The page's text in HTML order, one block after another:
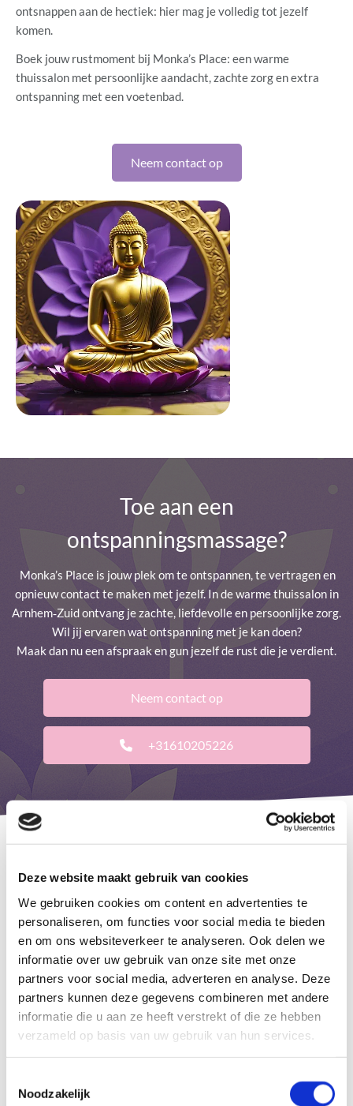
Deze website maakt gebruik van cookies
We gebruiken cookies om content en advertenties te
personaliseren, om functies voor social media te bieden
en om ons websiteverkeer te analyseren. Ook delen we
informatie over uw gebruik van onze site met onze
partners voor social media, adverteren en analyse. Deze
partners kunnen deze gegevens combineren met andere
informatie die u aan ze heeft verstrekt of die ze hebben
verzameld op basis van uw gebruik van hun services.
Noodzakelijk
ontsnappen aan de hectiek: hier mag je volledig tot jezelf
komen.
Boek jouw rustmoment bij Monka’s Place: een warme
thuissalon met persoonlijke aandacht, zachte zorg en extra
ontspanning met een voetenbad.
Neem contact op
Toe aan een
ontspanningsmassage?
Monka’s Place is jouw plek om te ontspannen, te vertragen en
opnieuw contact te maken met jezelf. In de warme thuissalon in
Arnhem‑Zuid ontvang je zachte, liefdevolle en persoonlijke zorg.
Wil jij ervaren wat ontspanning met je kan doen?
Maak dan nu een afspraak en gun jezelf de rust die je verdient.
Neem contact op
+31610205226
Wie is Monique?
Monique is de zachte, liefdevolle kracht achter Monka’s Place.
Als holistisch masseur, aromatherapeut en Reiki‑behandelaar
werkt zij vanuit intuïtie, aandacht en oprechte betrokkenheid.
Na zelf te hebben ervaren hoe spanning, stress en
overprikkeling het lichaam kunnen belasten, besloot zij een